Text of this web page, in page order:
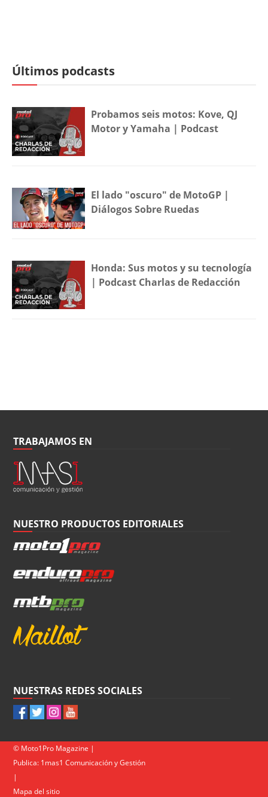
Últimos podcasts
Probamos seis motos: Kove, QJ
Motor y Yamaha | Podcast
El lado "oscuro" de MotoGP |
Diálogos Sobre Ruedas
Honda: Sus motos y su tecnología
| Podcast Charlas de Redacción
TRABAJAMOS EN
NUESTRO PRODUCTOS EDITORIALES
NUESTRAS REDES SOCIALES
© Moto1Pro Magazine |
Publica: 1mas1 Comunicación y Gestión
|
Mapa del sitio